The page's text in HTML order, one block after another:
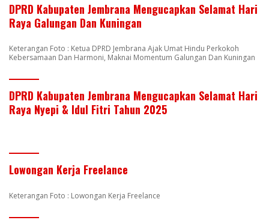
DPRD Kabupaten Jembrana Mengucapkan Selamat Hari
Raya Galungan Dan Kuningan
Keterangan Foto : Ketua DPRD Jembrana Ajak Umat Hindu Perkokoh
Kebersamaan Dan Harmoni, Maknai Momentum Galungan Dan Kuningan
DPRD Kabupaten Jembrana Mengucapkan Selamat Hari
Raya Nyepi & Idul Fitri Tahun 2025
Lowongan Kerja Freelance
Keterangan Foto : Lowongan Kerja Freelance